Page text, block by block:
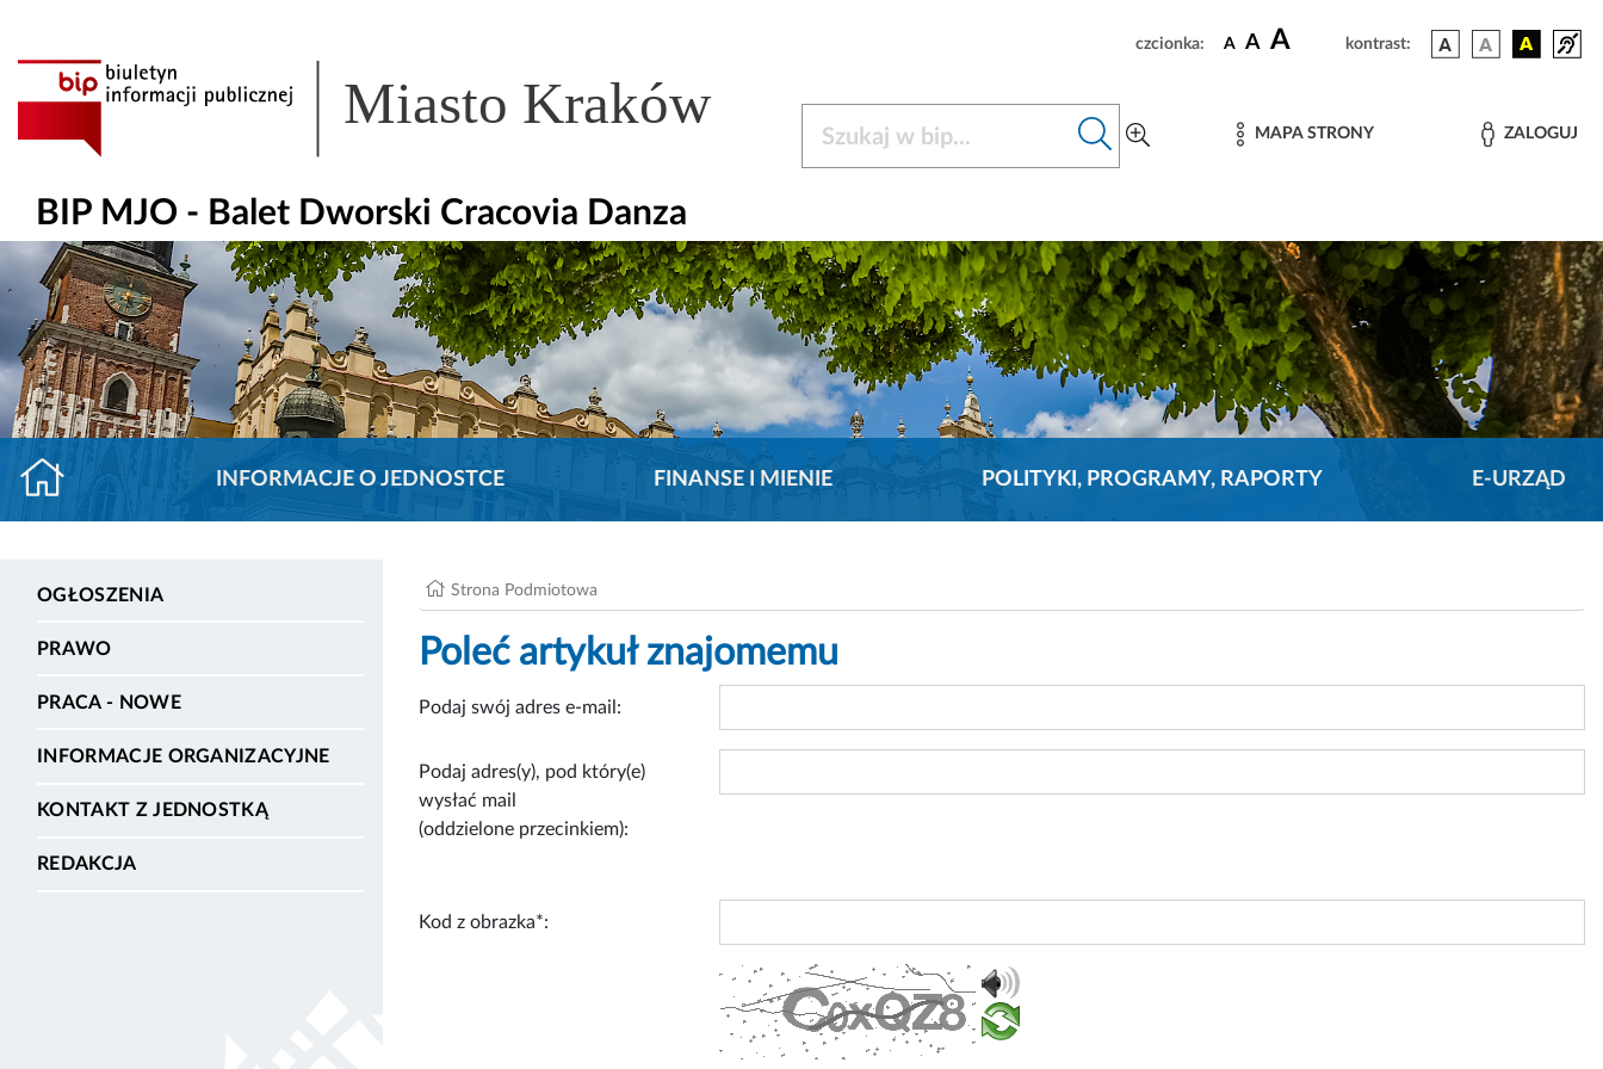
czcionka: A A A kontrast:
Miasto Kraków MAPA STRONY ZALOGUJ
BIP MJO - Balet Dworski Cracovia Danza
INFORMACJE O JEDNOSTCE FINANSE I MIENIE POLITYKI, PROGRAMY, RAPORTY E-URZĄD
OGŁOSZENIA
PRAWO
PRACA - NOWE
INFORMACJE ORGANIZACYJNE
KONTAKT Z JEDNOSTKĄ
REDAKCJA
Strona Podmiotowa
Poleć artykuł znajomemu
Podaj swój adres e-mail:
Podaj adres(y), pod który(e)
wysłać mail
(oddzielone przecinkiem):
Kod z obrazka*: